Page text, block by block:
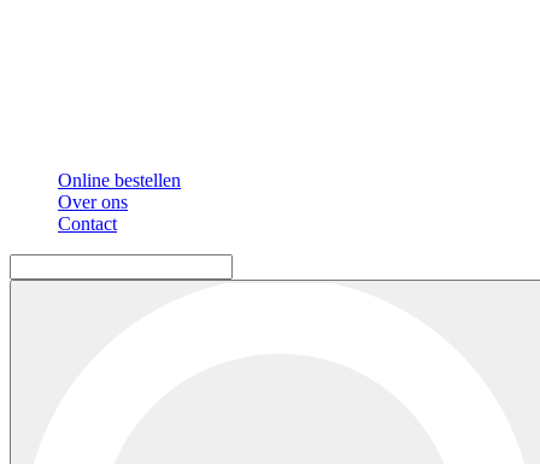
Online bestellen
Over ons
Contact